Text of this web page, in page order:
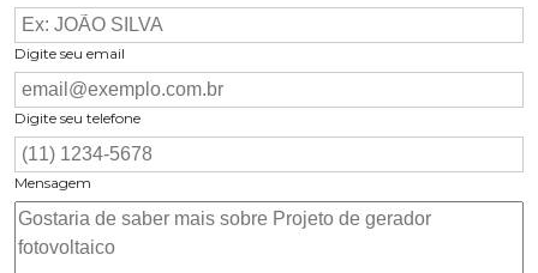
Digite seu email
Digite seu telefone
Mensagem